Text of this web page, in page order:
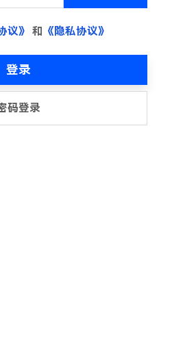
议》 和 《隐私协议》
登录
码登录